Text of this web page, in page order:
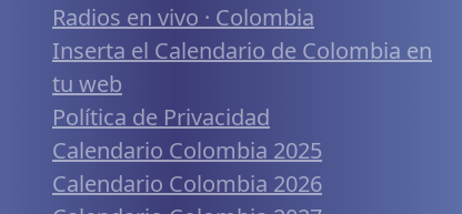
Radios en vivo · Colombia
Inserta el Calendario de Colombia en
tu web
Política de Privacidad
Calendario Colombia 2025
Calendario Colombia 2026